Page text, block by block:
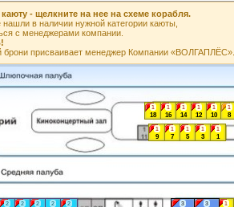
- щелкните на нее на схеме корабля.
в наличии нужной категории каюты,
с менеджерами компании.
присваивает менеджер Компании «ВОЛГАПЛЁС».
1
1
1
10
1
12
1
14
1
16
1
18
1
3
1
1
5
3
3
2
2
2
2
2
1
7
1
8
1
9